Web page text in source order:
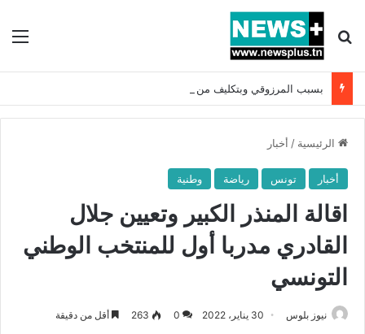
بحث عن
الرئيسية / أخبار
أخبار تونس رياضة وطنية
اقالة المنذر الكبير وتعيين جلال
القادري مدربا أول للمنتخب الوطني
التونسي
نيوز بلوس 30 يناير، 2022 0
263 أقل من دقيقة